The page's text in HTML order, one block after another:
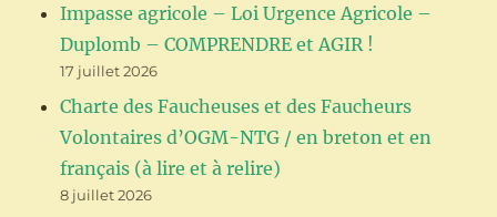
Impasse agricole – Loi Urgence Agricole –
Duplomb – COMPRENDRE et AGIR !
17 juillet 2026
Charte des Faucheuses et des Faucheurs
Volontaires d’OGM-NTG / en breton et en
français (à lire et à relire)
8 juillet 2026